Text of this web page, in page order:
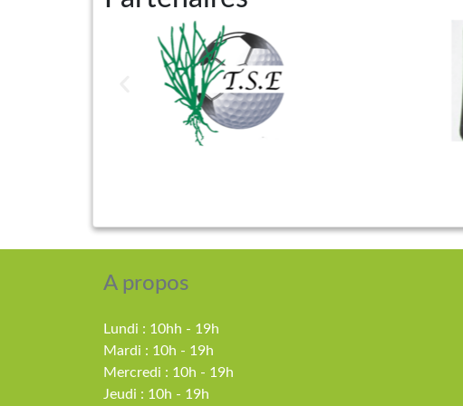
A propos
Lundi : 10hh - 19h
Mardi : 10h - 19h
Mercredi : 10h - 19h
Jeudi : 10h - 19h